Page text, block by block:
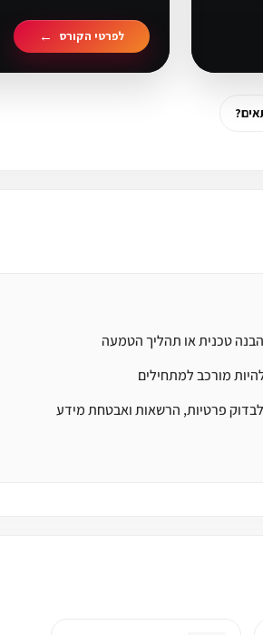
לפרטי הקורס
טכנית או תהליך הטמעה
מורכב למתחילים
פרטיות, הרשאות ואבטחת מידע